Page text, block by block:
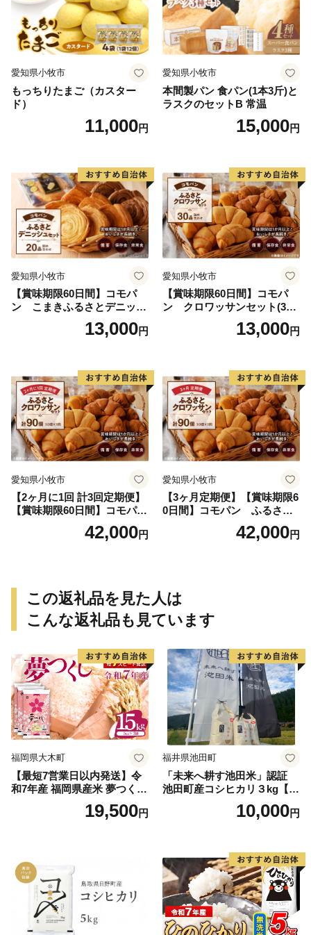
愛知県小牧市
もっちりたまご（カスター
ド）
11,000円
愛知県小牧市
本間製パン 食パン(1本3斤)と
ラスクのセットB 常温
15,000円
愛知県小牧市
【賞味期限60日間】コモパ
ン こまきふるさとデニッシ
ュセット（20個入り）／災害
用備蓄 保存食 非常食 防災グ
13,000円
愛知県小牧市
【賞味期限60日間】コモパ
ン クロワッサンセット(30
個入り)／災害用備蓄 保存食
非常食 防災グッズにも
13,000円
愛知県小牧市
【2ヶ月に1回 計3回定期便】
【賞味期限60日間】コモパ
ン ふるさとクロワッサンセ
ット（計90個）／災害用備蓄
42,000円
愛知県小牧市
【3ヶ月定期便】【賞味期限6
0日間】コモパン ふるさと
クロワッサンセット（計90
個）／災害用備蓄 保存食 非
42,000円
この返礼品を見た人は
こんな返礼品も見ています
福岡県大木町
【最短7営業日以内発送】令
和7年産 福岡県産米 夢つくし
15kg 精米 ※北海道・沖縄・
19,500円
福井県池田町
「未来へ耕す池田米」認証
池田町産コシヒカリ３kg【お
1人様につき３セットまで】
10,000円